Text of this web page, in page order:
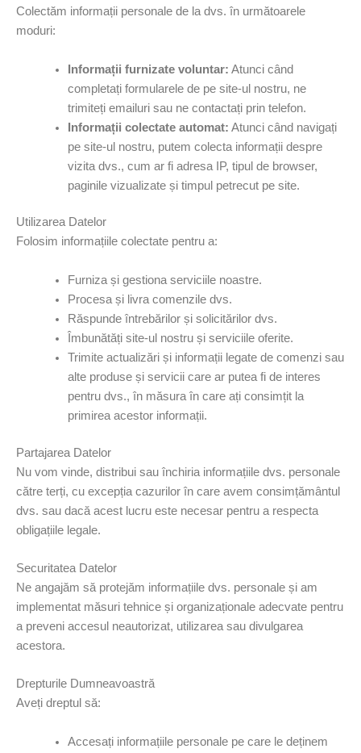
Colectăm informații personale de la dvs. în următoarele
moduri:
Informații furnizate voluntar: Atunci când
completați formularele de pe site-ul nostru, ne
trimiteți emailuri sau ne contactați prin telefon.
Informații colectate automat: Atunci când navigați
pe site-ul nostru, putem colecta informații despre
vizita dvs., cum ar fi adresa IP, tipul de browser,
paginile vizualizate și timpul petrecut pe site.
Utilizarea Datelor
Folosim informațiile colectate pentru a:
Furniza și gestiona serviciile noastre.
Procesa și livra comenzile dvs.
Răspunde întrebărilor și solicitărilor dvs.
Îmbunătăți site-ul nostru și serviciile oferite.
Trimite actualizări și informații legate de comenzi sau
alte produse și servicii care ar putea fi de interes
pentru dvs., în măsura în care ați consimțit la
primirea acestor informații.
Partajarea Datelor
Nu vom vinde, distribui sau închiria informațiile dvs. personale
către terți, cu excepția cazurilor în care avem consimțământul
dvs. sau dacă acest lucru este necesar pentru a respecta
obligațiile legale.
Securitatea Datelor
Ne angajăm să protejăm informațiile dvs. personale și am
implementat măsuri tehnice și organizaționale adecvate pentru
a preveni accesul neautorizat, utilizarea sau divulgarea
acestora.
Drepturile Dumneavoastră
Aveți dreptul să:
Accesați informațiile personale pe care le deținem